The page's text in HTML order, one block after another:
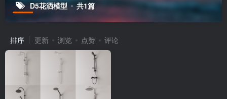
D5花洒模型 共1篇
排序 更新 浏览 点赞 评论